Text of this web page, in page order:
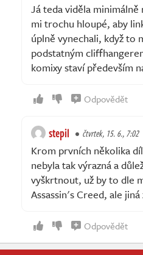
Já teda viděla
mi trochu hloupé, aby
úplně vynechali, když to
podstatným
komixy staví především
Odpovědět
stepil čtvrtek, 15. 6., 7:02
Krom prvních několika
nebyla tak výrazná a
vyškrtnout, už by to dle
Assassin's Creed, ale jiná
Odpovědět